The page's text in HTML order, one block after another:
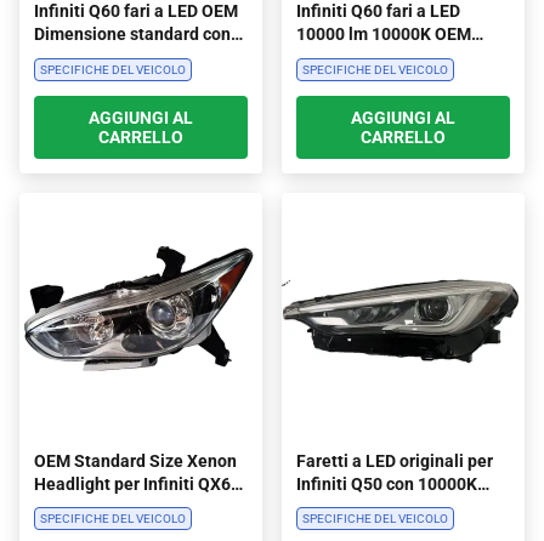
Infiniti Q60 fari a LED OEM
Dimensione standard con
10000K temperatura del
colore e montaggio
originale
SPECIFICHE DEL VEICOLO
AGGIUNGI AL
CARRELLO
Infiniti Q60 fari a LED
10000 lm 10000K OEM
Sistema di illuminazione
per auto di dimensioni
standard
SPECIFICHE DEL VEICOLO
AGGIUNGI AL
CARRELLO
OEM Standard Size Xenon
Headlight per Infiniti QX60
con temperatura di colore
6000K e montaggio
SPECIFICHE DEL VEICOLO
Faretti a LED originali per
Infiniti Q50 con 10000K
temperatura del colore e
10000 lumen
SPECIFICHE DEL VEICOLO